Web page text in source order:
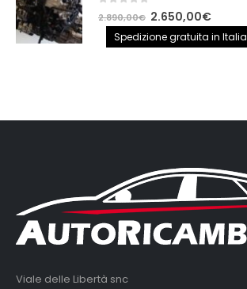
out of 5
2.890,00€ Il
prezzo
originale
2.650,00€Il
prezzo
attuale
Spedizione gratuita in Italia
Viale delle Libertà snc